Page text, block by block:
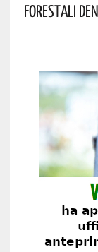
Forestali